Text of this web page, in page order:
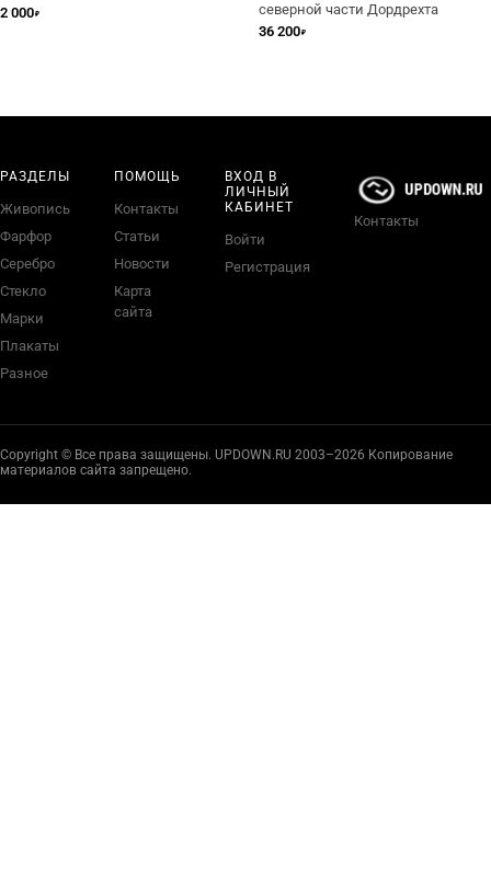
2 000₽
северной части Дордрехта
36 200₽
РАЗДЕЛЫ
Живопись
Фарфор
Серебро
Стекло
Марки
Плакаты
Разное
ПОМОЩЬ
Контакты
Статьи
Новости
Карта
сайта
ВХОД В
ЛИЧНЫЙ
КАБИНЕТ
Войти
Регистрация
Контакты
Copyright © Все права защищены. UPDOWN.RU 2003–2026 Копирование
материалов сайта запрещено.